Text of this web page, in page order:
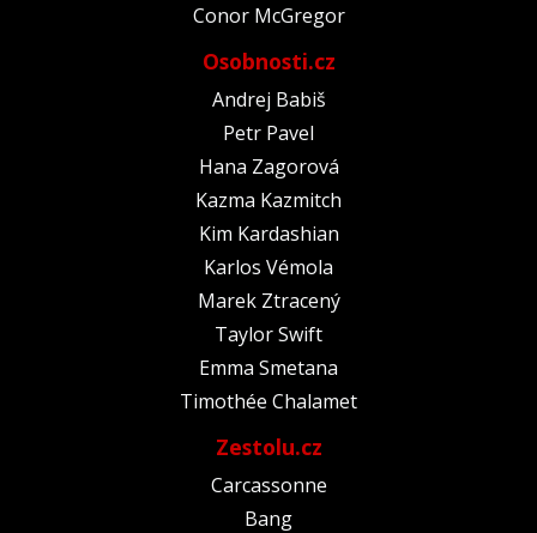
Conor McGregor
Osobnosti.cz
Andrej Babiš
Petr Pavel
Hana Zagorová
Kazma Kazmitch
Kim Kardashian
Karlos Vémola
Marek Ztracený
Taylor Swift
Emma Smetana
Timothée Chalamet
Zestolu.cz
Carcassonne
Bang